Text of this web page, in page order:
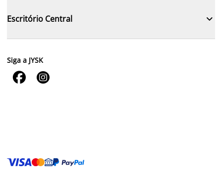
Escritório Central 
Siga a JYSK
 